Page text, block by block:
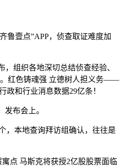
壹点”APP，侦查取证难度加
组织各地深切总结侦查经验、
。红色铸魂强 立德树人担义务——
政和行业消息数据29亿条！
布会上。
，本地查询拜访组确认，往往是
点 马斯克将获授2亿股股票面临